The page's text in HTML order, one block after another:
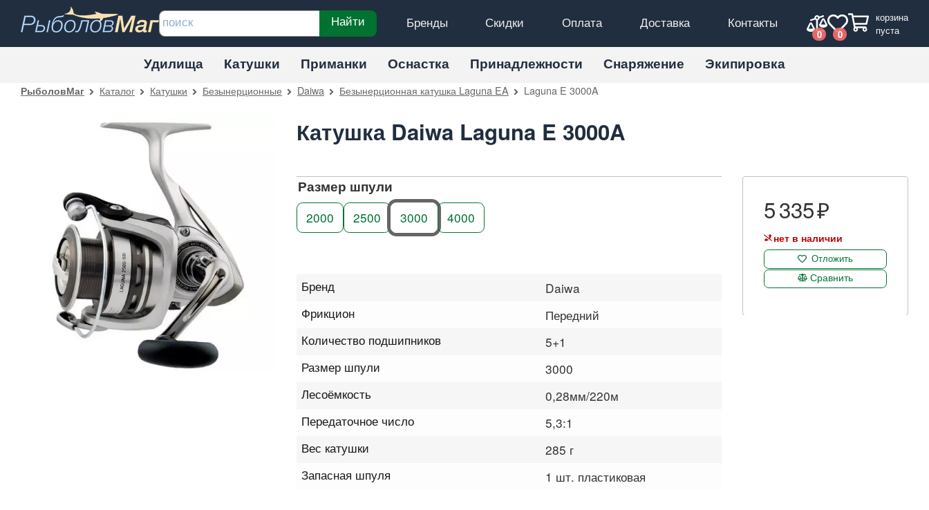
Бренды Скидки Оплата Доставка Контакты
Найти
0 0
корзина
пуста
Удилища Катушки Приманки Оснастка Принадлежности Снаряжение Экипировка
РыболовМаг Каталог Катушки Безынерционные Daiwa Безынерционная катушка Laguna EA Laguna E 3000A
Катушка Daiwa Laguna E 3000A
Размер шпули
2000 2500 3000 4000
Бренд
Daiwa
Фрикцион
Передний
Количество подшипников
5+1
Размер шпули
3000
Лесоёмкость
0,28мм/220м
Передаточное число
5,3:1
Вес катушки
285 г
Запасная шпуля
1 шт. пластиковая
5 335
нет в наличии
Отложить
Сравнить